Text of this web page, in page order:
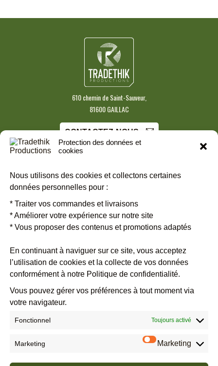
610 chemin de Saint-Sauveur,
81600 GAILLAC
CONTACTEZ-NOUS
S'INSCRIRE À NOTRE NEWSLETTER
Restez informé.es des dates entre amis ou en famille, toutes les
informations pratiques sur les groupes de Tradethik.
Veuillez
laisser
ce
champ
Protection des données et
cookies
Nous utilisons des cookies et collectons certaines
données personnelles pour :
* Traiter vos commandes et livraisons
* Améliorer votre expérience sur notre site
* Vous proposer des contenus et promotions adaptés
En continuant à naviguer sur ce site, vous acceptez
l’utilisation de cookies et la collecte de vos données
conformément à notre Politique de confidentialité.
Vous pouvez gérer vos préférences à tout moment via
votre navigateur.
Fonctionnel Toujours activé
Marketing Marketing